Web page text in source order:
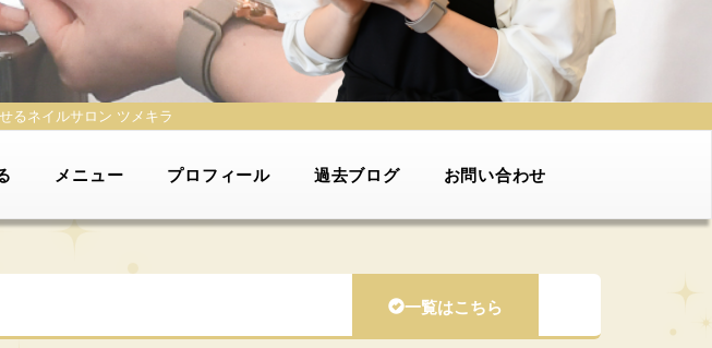
るネイルサロン ツメキラ
メニュー プロフィール 過去ブログ お問い合わせ
一覧はこちら